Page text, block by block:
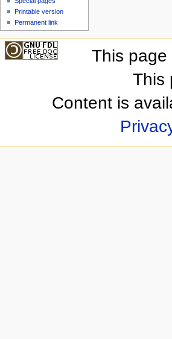
Printable version
Permanent link
This page
This
Content is